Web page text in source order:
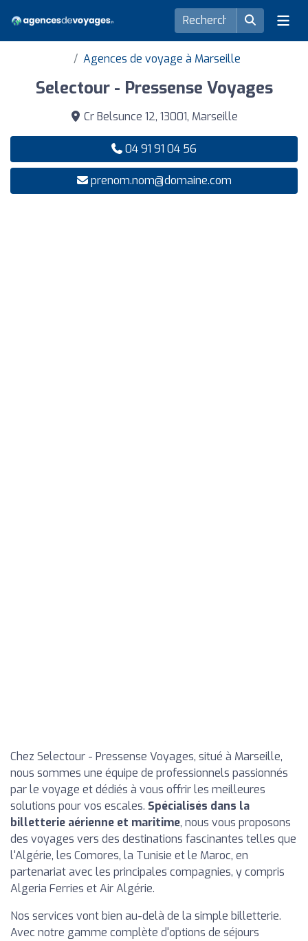
Agences de voyage à Marseille
Selectour - Pressense Voyages
Cr Belsunce 12, 13001, Marseille
04 91 91 04 56
prenom.nom@domaine.com
Chez Selectour - Pressense Voyages, situé à Marseille,
nous sommes une équipe de professionnels passionnés
par le voyage et dédiés à vous offrir les meilleures
solutions pour vos escales. Spécialisés dans la
billetterie aérienne et maritime, nous vous proposons
des voyages vers des destinations fascinantes telles que
l'Algérie, les Comores, la Tunisie et le Maroc, en
partenariat avec les principales compagnies, y compris
Algeria Ferries et Air Algérie.
Nos services vont bien au-delà de la simple billetterie.
Avec notre gamme complète d'options de séjours